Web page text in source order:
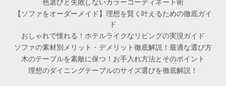
色選びと失敗しないカラーコーディネート術
【ソファをオーダーメイド】理想を賢く叶えるための徹底ガイ
ド
おしゃれで憧れる！ホテルライクなリビングの実現ガイド
ソファの素材別メリット・デメリット徹底解説！最適な選び方
木のテーブルを素敵に保つ！お手入れ方法とそのポイント
理想のダイニングテーブルのサイズ選びを徹底解説！